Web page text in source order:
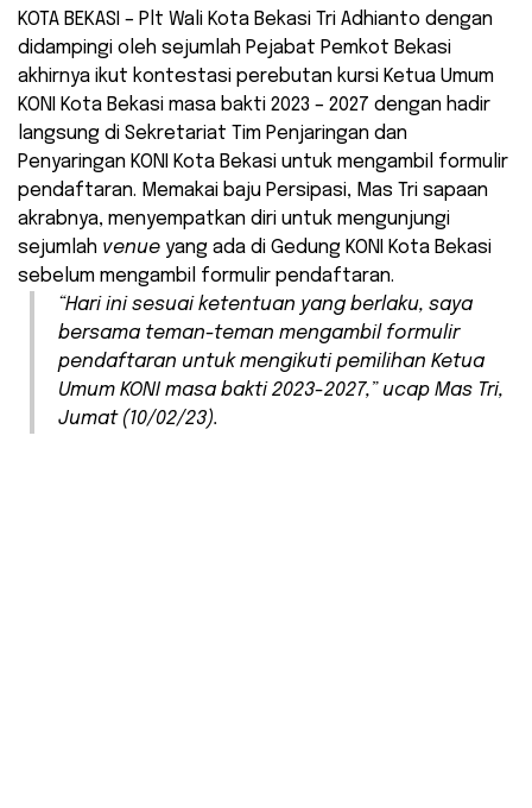
KOTA BEKASI – Plt Wali Kota Bekasi Tri Adhianto dengan
didampingi oleh sejumlah Pejabat Pemkot Bekasi
akhirnya ikut kontestasi perebutan kursi Ketua Umum
KONI Kota Bekasi masa bakti 2023 – 2027 dengan hadir
langsung di Sekretariat Tim Penjaringan dan
Penyaringan KONI Kota Bekasi untuk mengambil formulir
pendaftaran. Memakai baju Persipasi, Mas Tri sapaan
akrabnya, menyempatkan diri untuk mengunjungi
sejumlah venue yang ada di Gedung KONI Kota Bekasi
sebelum mengambil formulir pendaftaran.
“Hari ini sesuai ketentuan yang berlaku, saya
bersama teman-teman mengambil formulir
pendaftaran untuk mengikuti pemilihan Ketua
Umum KONI masa bakti 2023-2027,” ucap Mas Tri,
Jumat (10/02/23).